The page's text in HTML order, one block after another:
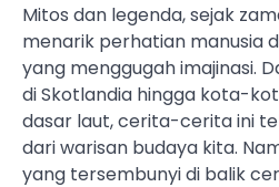
Mitos dan legenda, sejak
menarik perhatian manusia
yang menggugah imajinasi.
di Skotlandia hingga kota-
dasar laut, cerita-cerita ini
dari warisan budaya kita.
yang tersembunyi di balik